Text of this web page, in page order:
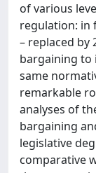
of various
regulation: in
– replaced by
bargaining to
same
remarkable
analyses of
bargaining
legislative
comparative